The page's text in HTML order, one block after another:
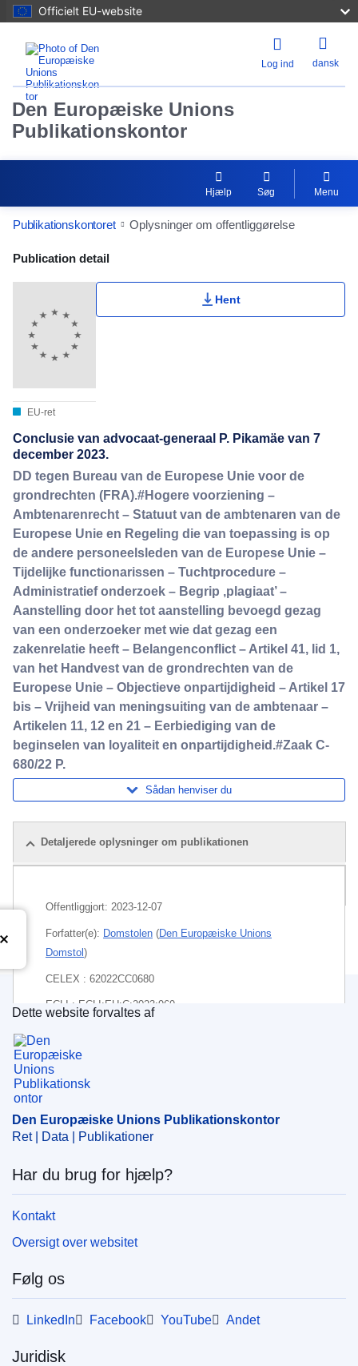
Officielt EU-website
Log ind dansk
Den Europæiske Unions
Publikationskontor
Hjælp Søg Menu
Publikationskontoret Oplysninger om offentliggørelse
Publication Detail Actions Portlet
Publication detail
EU-ret
Hent
Conclusie van advocaat-generaal P. Pikamäe van 7
december 2023.
DD tegen Bureau van de Europese Unie voor de
grondrechten (FRA).#Hogere voorziening –
Ambtenarenrecht – Statuut van de ambtenaren van de
Europese Unie en Regeling die van toepassing is op
de andere personeelsleden van de Europese Unie –
Tijdelijke functionarissen – Tuchtprocedure –
Administratief onderzoek – Begrip ‚plagiaat’ –
Aanstelling door het tot aanstelling bevoegd gezag
van een onderzoeker met wie dat gezag een
zakenrelatie heeft – Belangenconflict – Artikel 41, lid 1,
van het Handvest van de grondrechten van de
Europese Unie – Objectieve onpartijdigheid – Artikel 17
bis – Vrijheid van meningsuiting van de ambtenaar –
Artikelen 11, 12 en 21 – Eerbiediging van de
beginselen van loyaliteit en onpartijdigheid.#Zaak C-
680/22 P.
Sådan henviser du
Detaljerede oplysninger om publikationen
Offentliggjort: 2023-12-07
Forfatter(e): Domstolen (Den Europæiske Unions
Domstol )
CELEX : 62022CC0680
ECLI : ECLI:EU:C:2023:969
Den Europæiske Unions Publikationskontor
Dette website forvaltes af
Den Europæiske Unions Publikationskontor
Ret | Data | Publikationer
Har du brug for hjælp?
Kontakt
Oversigt over websitet
Følg os
LinkedIn Facebook YouTube Andet
Juridisk